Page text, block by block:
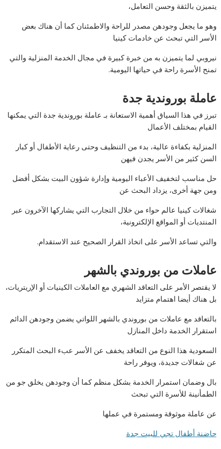
يتميزن بالثقة وحسن التعامل،
وهو ما يجعل وجودهن مصدر للراحة والاطمئنان كما أن هناك بعض
الأسر التي تبحث عن خادمات كينيا
نيروبي لما يتميزن به من خبرة كبيرة في مجال الخدمة المنزلية والتي
تمنح الأسرة راحة في حياتها اليومية.
عاملة بوروندية جدة
تبرز في هذا السياق أهمية الاستعانة بـ عاملة بوروندية جدة التي يمكنها
القيام بمختلف الأعمال
المنزلية بكفاءة عالية، بدء من التنظيف وحتى رعاية الأطفال أو كبار
السن كثير من الأسر يجدن فيهن
حل مناسب لتخفيف الأعباء اليومية وإدارة شؤون البيت بشكل أفضل
ومن جهة أخرى، يزداد البحث عن
شغالات كينيا عالم حواء من خلال التجارب التي يشاركها الآخرون عبر
المنتديات أو المواقع الإلكترونية،
والتي تساعد الأسر على اتخاذ القرار الصحيح عند الاستقدام.
عاملات من بوروندي بالشهر
لا يقتصر الأمر على التعاقد الشهري مع العاملات الكينيات أو الإريتريات،
بل هناك أيضا اهتمام متزايد
بالتعاقد مع عاملات من بوروندي بالشهر اللواتي يضمن وجودهن الدائم
استقرار الخدمة داخل المنازل
السعودية هذا النوع من التعاقد يخفف عن الأسر عبء البحث المتكرر
عن شغالات جديدة، ويوفر راحة
بال وضمان استمرار الخدمة بشكل منظم كما أن وجودهن يخلق جو من
الطمأنينة للأسرة التي تبحث
عن عاملة موثوقة ومستمرة في عملها
حاضنة أطفال تجي للبيت جدة